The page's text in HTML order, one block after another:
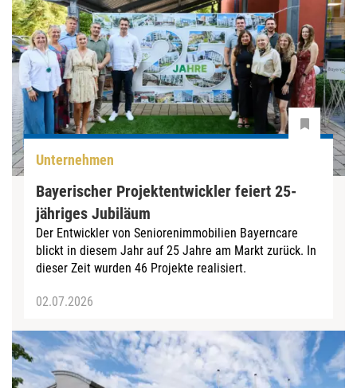
Unternehmen
Bayerischer Projektentwickler feiert 25-
jähriges Jubiläum
Der Entwickler von Seniorenimmobilien Bayerncare
blickt in diesem Jahr auf 25 Jahre am Markt zurück. In
dieser Zeit wurden 46 Projekte realisiert.
02.07.2026